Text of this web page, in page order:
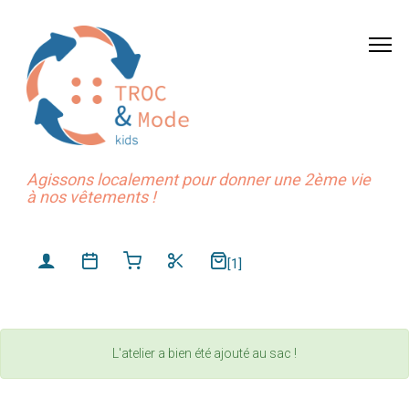
Agissons localement pour donner une 2ème vie
à nos vêtements !
[1]
L'atelier a bien été ajouté au sac !